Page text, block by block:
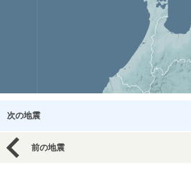
次の地震
前の地震